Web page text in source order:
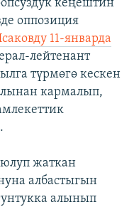
кеңештин
оппозиция
11-январда
лейтенант
түрмөгө кескен
кармалып,
жаткан
албастыгын
алынып